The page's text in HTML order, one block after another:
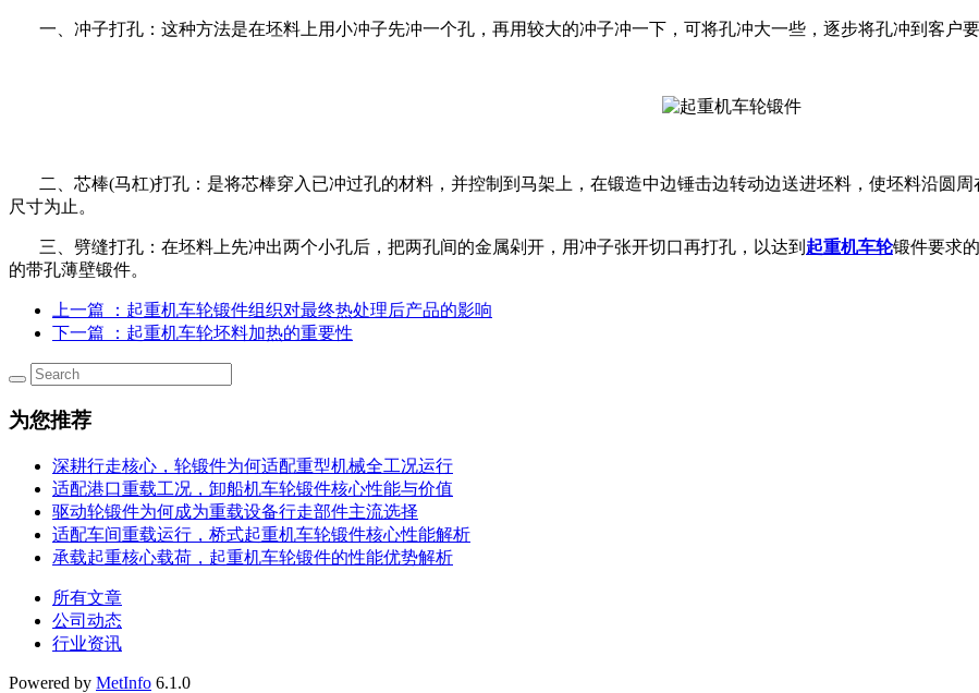
一、冲子打孔：这种方法是在坯料上用小冲子先冲一个孔，再用较大的冲子冲一下，可将孔冲大一些，逐步将孔冲到客户要
二、芯棒(马杠)打孔：是将芯棒穿入已冲过孔的材料，并控制到马架上，在锻造中边锤击边转动边送进坯料，使坯料沿圆
尺寸为止。
三、劈缝打孔：在坯料上先冲出两个小孔后，把两孔间的金属剁开，用冲子张开切口再打孔，以达到 起重机车轮锻件要求
的带孔薄壁锻件。
上一篇
：起重机车轮锻件组织对最终热处理后产品的影响
下一篇
：起重机车轮坯料加热的重要性
为您推荐
深耕行走核心，轮锻件为何适配重型机械全工况运行
适配港口重载工况，卸船机车轮锻件核心性能与价值
驱动轮锻件为何成为重载设备行走部件主流选择
适配车间重载运行，桥式起重机车轮锻件核心性能解析
承载起重核心载荷，起重机车轮锻件的性能优势解析
所有文章
公司动态
行业资讯
Powered by MetInfo 6.1.0